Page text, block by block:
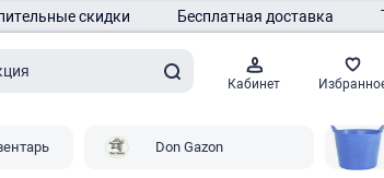
скидки Бесплатная доставка
Кабинет
Don Gazon